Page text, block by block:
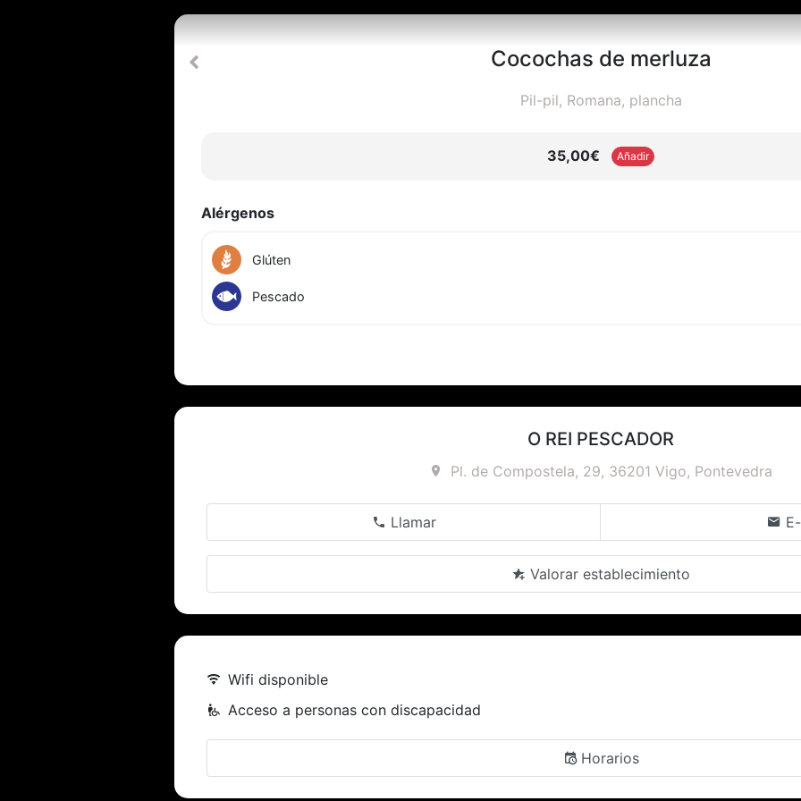
Cocochas de merluza
Pil-pil, Romana, plancha
35,00€ Añadir
Alérgenos
Glúten
Pescado
O REI PESCADOR
Pl. de Compostela, 29, 36201 Vigo, Pontevedra
Llamar
Valorar establecimiento
Wifi disponible
Acceso a personas con discapacidad
Horarios